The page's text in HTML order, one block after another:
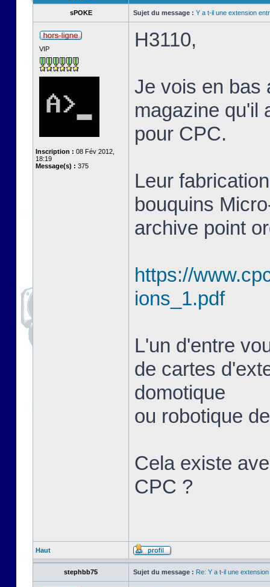
sPOKE Sujet du message : Y a t-il une extension
VIP
Inscription : 08 Fév 2012,
18:19
Message(s) : 375
H3110,
Je vois en bas
magazine qu'il
pour CPC.
Leur
bouquins
archive point
https://
ions_1.pdf
L'un d'entre
de cartes
domotique
ou robotique
Cela existe
CPC ?
Haut
stephbb75 Sujet du message : Re: Y a t-il une